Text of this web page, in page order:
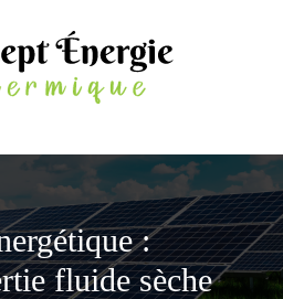
:
fluide sèche